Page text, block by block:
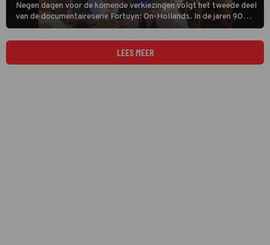
Negen dagen voor de komende verkiezingen volgt het tweede deel
van de documentaireserie Fortuyn: On-Hollands. In de jaren 90
startte hij met zijn radiocolumn op Radio Rijnmond, waarin hij
maatschappelijke thema’s besprak.
LEES MEER